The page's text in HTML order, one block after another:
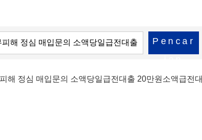
Pencar
해 정심 매입문의 소액당일급전대출 20만원소액급전대